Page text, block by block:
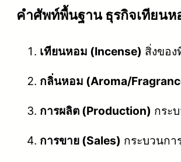
คําศัพท์พื้นฐาน ธุรกิจเทียนห
เทียนหอม (Incense) สิ่งขอ
กลิ่นหอม (Aroma/
การผลิต (Production) กระ
การขาย (Sales) กระบวนก